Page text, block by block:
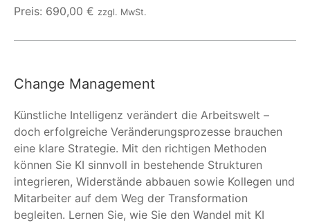
Preis: 690,00 € zzgl. MwSt.
Change Management
Künstliche Intelligenz verändert die Arbeitswelt –
doch erfolgreiche Veränderungsprozesse brauchen
eine klare Strategie. Mit den richtigen Methoden
können Sie KI sinnvoll in bestehende Strukturen
integrieren, Widerstände abbauen sowie Kollegen und
Mitarbeiter auf dem Weg der Transformation
begleiten. Lernen Sie, wie Sie den Wandel mit KI